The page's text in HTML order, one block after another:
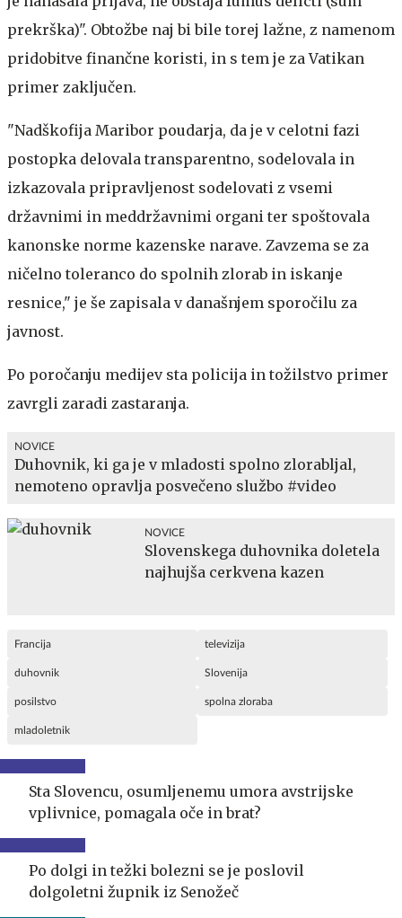
prekrška)". Obtožbe naj bi bile torej lažne, z namenom
pridobitve finančne koristi, in s tem je za Vatikan
primer zaključen.
"Nadškofija Maribor poudarja, da je v celotni fazi
postopka delovala transparentno, sodelovala in
izkazovala pripravljenost sodelovati z vsemi
državnimi in meddržavnimi organi ter spoštovala
kanonske norme kazenske narave. Zavzema se za
ničelno toleranco do spolnih zlorab in iskanje
resnice," je še zapisala v današnjem sporočilu za
javnost.
Po poročanju medijev sta policija in tožilstvo primer
zavrgli zaradi zastaranja.
NOVICE
Duhovnik, ki ga je v mladosti spolno zlorabljal,
nemoteno opravlja posvečeno službo #video
NOVICE
Slovenskega duhovnika doletela
najhujša cerkvena kazen
Francija televizija
duhovnik Slovenija
posilstvo spolna zloraba
mladoletnik
Sta Slovencu, osumljenemu umora avstrijske
vplivnice, pomagala oče in brat?
Po dolgi in težki bolezni se je poslovil
dolgoletni župnik iz Senožeč